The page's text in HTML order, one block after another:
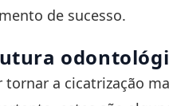
de sucesso.
a cicatrização